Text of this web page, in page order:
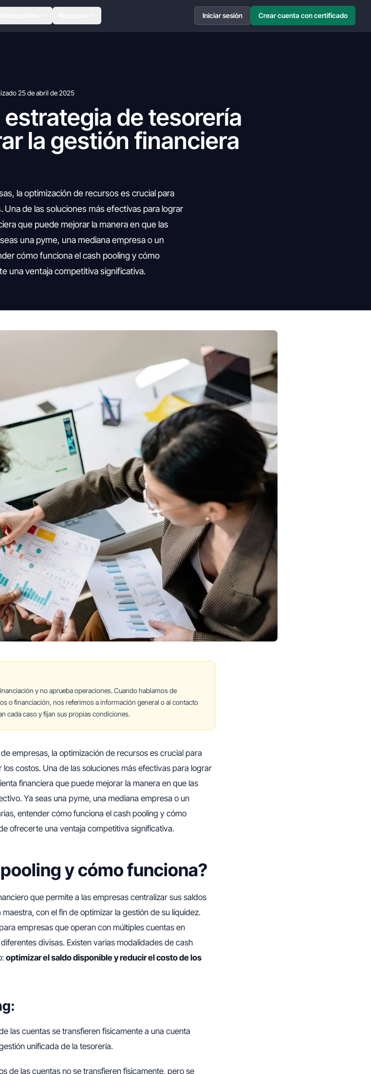
Iniciar sesión Crear cuenta con certificado
25 de abril de 2025
de tesorería
la gestión financiera
la optimización de recursos es crucial para
Una de las soluciones más efectivas para lograr
que puede mejorar la manera en que las
una pyme, una mediana empresa o un
cómo funciona el cash pooling y cómo
una ventaja competitiva significativa.
y no aprueba operaciones. Cuando hablamos de
o financiación, nos referimos a información general o al contacto
cada caso y fijan sus propias condiciones.
empresas, la optimización de recursos es crucial para
costos. Una de las soluciones más efectivas para lograr
financiera que puede mejorar la manera en que las
Ya seas una pyme, una mediana empresa o un
entender cómo funciona el cash pooling y cómo
ofrecerte una ventaja competitiva significativa.
y cómo funciona?
que permite a las empresas centralizar sus saldos
con el fin de optimizar la gestión de su liquidez.
empresas que operan con múltiples cuentas en
divisas. Existen varias modalidades de cash
optimizar el saldo disponible y reducir el costo de los
las cuentas se transfieren físicamente a una cuenta
unificada de la tesorería.
de las cuentas no se transfieren físicamente, pero se